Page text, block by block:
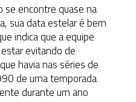
se encontre quase na
sua data estelar é bem
indica que a equipe
evitando de
havia nas séries de
de uma temporada
durante um ano